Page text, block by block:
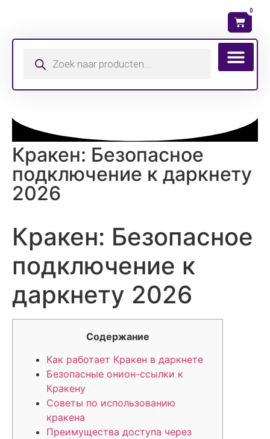
0
Кракен: Безопасное
подключение к даркнету
2026
Кракен: Безопасное
подключение к
даркнету 2026
Содержание
Как работает Кракен в даркнете
Безопасные онион-ссылки к
Кракену
Советы по использованию
кракена
Преимущества доступа через